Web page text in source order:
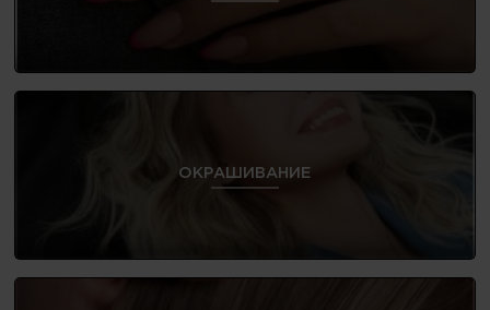
ОКРАШИВАНИЕ